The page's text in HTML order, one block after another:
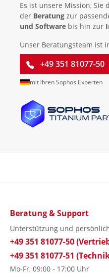
Es ist unsere Mission, Sie
der Beratung zur
und Software bis hin zur
Unser Beratungsteam ist
+49 351 81077-50
mit Ihren Sophos Experten
Beratung & Support
Unterstützung und
+49 351 81077-50
+49 351 81077-51
Mo-Fr, 09:00 - 17:00 Uhr